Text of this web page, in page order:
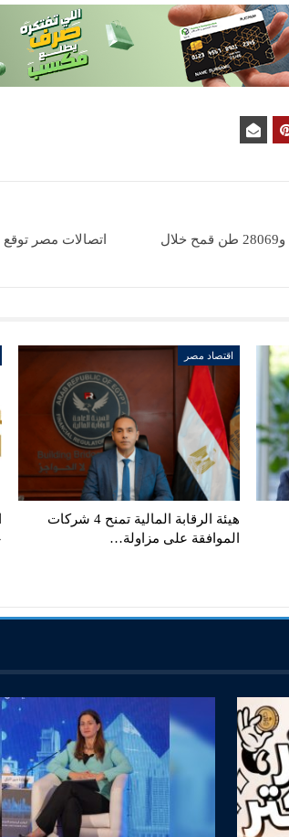
ميناء دمياط يستقبل 12500 طن صويا و28069 طن قمح خلال
اتصالات مصر توقع
اقتصاد مصر
هيئة الرقابة المالية تمنح 4 شركات
الموافقة على مزاولة…